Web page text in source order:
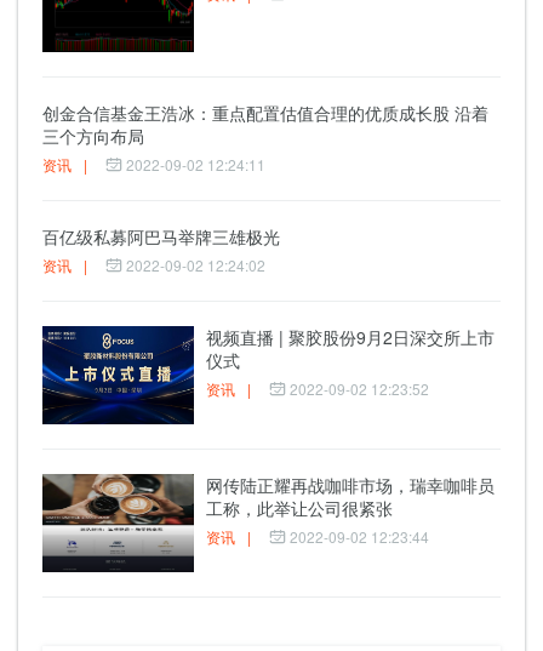
创金合信基金王浩冰：重点配置估值合理的优质成长股 沿着
三个方向布局
资讯 | 2022-09-02 12:24:11
百亿级私募阿巴马举牌三雄极光
资讯 | 2022-09-02 12:24:02
视频直播 | 聚胶股份9月2日深交所上市
仪式
资讯 | 2022-09-02 12:23:52
网传陆正耀再战咖啡市场，瑞幸咖啡员
工称，此举让公司很紧张
资讯 | 2022-09-02 12:23:44